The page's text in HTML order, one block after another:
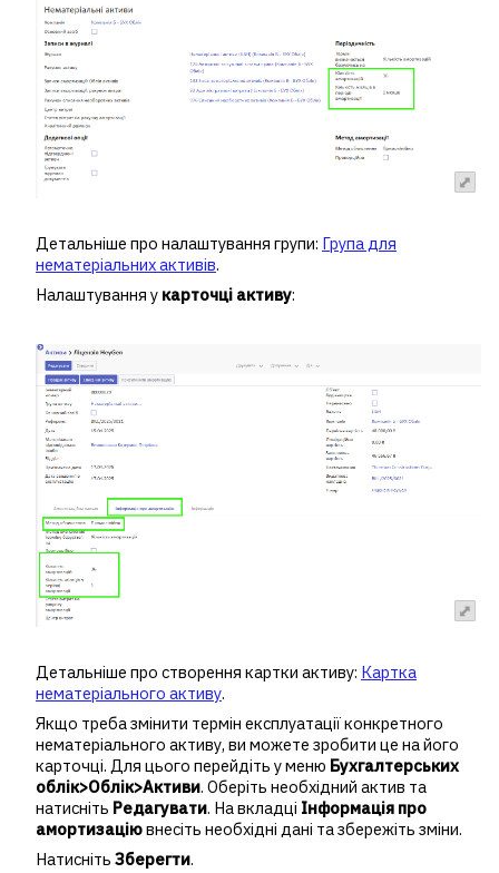
Детальніше про налаштування групи: Група для
нематеріальних активів.
Налаштування у карточці активу:
Детальніше про створення картки активу: Картка
нематеріального активу.
Якщо треба змінити термін експлуатації конкретного
нематеріального активу, ви можете зробити це на його
карточці. Для цього перейдіть у меню Бухгалтерських
облік>Облік>Активи. Оберіть необхідний актив та
натисніть Редагувати. На вкладці Інформація про
амортизаціювнесіть необхідні дані та збережіть зміни.
Натисніть Зберегти.